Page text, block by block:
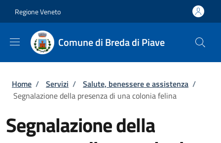
Regione Veneto
Comune di Breda di Piave
Briciole di pane
Home / Servizi / Salute, benessere e assistenza /
Segnalazione della presenza di una colonia felina
Segnalazione della